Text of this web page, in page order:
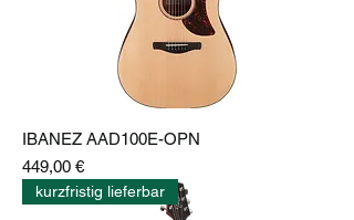
IBANEZ AAD100E-OPN
Preis
449,00 €
kurzfristig lieferbar